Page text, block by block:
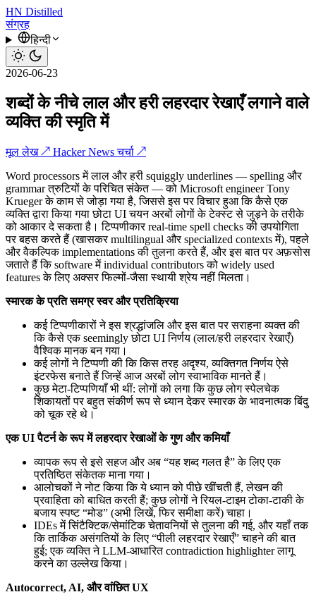
HN Distilled
संग्रह
हिन्दी
2026-06-23
शब्दों के नीचे लाल और हरी लहरदार रेखाएँ लगाने वाले
व्यक्ति की स्मृति में
मूल लेख ↗ Hacker News चर्चा ↗
Word processors में लाल और हरी squiggly underlines — spelling और
grammar त्रुटियों के परिचित संकेत — को Microsoft engineer Tony
Krueger के काम से जोड़ा गया है, जिससे इस पर विचार हुआ कि कैसे एक
व्यक्ति द्वारा किया गया छोटा UI चयन अरबों लोगों के टेक्स्ट से जुड़ने के तरीके
को आकार दे सकता है। टिप्पणीकार real-time spell checks की उपयोगिता
पर बहस करते हैं (खासकर multilingual और specialized contexts में), पहले
और वैकल्पिक implementations की तुलना करते हैं, और इस बात पर अफ़सोस
जताते हैं कि software में individual contributors को widely used
features के लिए अक्सर फिल्मों-जैसा स्थायी श्रेय नहीं मिलता।
स्मारक के प्रति समग्र स्वर और प्रतिक्रिया
कई टिप्पणीकारों ने इस श्रद्धांजलि और इस बात पर सराहना व्यक्त की
कि कैसे एक seemingly छोटा UI निर्णय (लाल/हरी लहरदार रेखाएँ)
वैश्विक मानक बन गया।
कई लोगों ने टिप्पणी की कि किस तरह अदृश्य, व्यक्तिगत निर्णय ऐसे
इंटरफेस बनाते हैं जिन्हें आज अरबों लोग स्वाभाविक मानते हैं।
कुछ मेटा-टिप्पणियाँ भी थीं: लोगों को लगा कि कुछ लोग स्पेलचेक
शिकायतों पर बहुत संकीर्ण रूप से ध्यान देकर स्मारक के भावनात्मक बिंदु
को चूक रहे थे।
एक UI पैटर्न के रूप में लहरदार रेखाओं के गुण और कमियाँ
व्यापक रूप से इसे सहज और अब “यह शब्द गलत है” के लिए एक
प्रतिष्ठित संकेतक माना गया।
आलोचकों ने नोट किया कि ये ध्यान को पीछे खींचती हैं, लेखन की
प्रवाहिता को बाधित करती हैं; कुछ लोगों ने रियल-टाइम टोका-टाकी के
बजाय स्पष्ट “मोड” (अभी लिखें, फिर समीक्षा करें) चाहा।
IDEs में सिंटैक्टिक/सेमांटिक चेतावनियों से तुलना की गई, और यहाँ तक
कि तार्किक असंगतियों के लिए “पीली लहरदार रेखाएँ” चाहने की बात
हुई; एक व्यक्ति ने LLM-आधारित contradiction highlighter लागू
करने का उल्लेख किया।
Autocorrect, AI, और वांछित UX